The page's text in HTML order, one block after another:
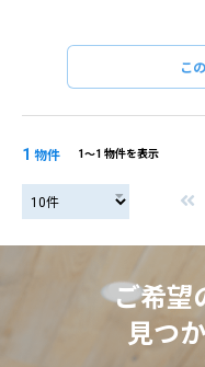
こ
1 物件 1〜1 物件を表示
ご希望
見つ